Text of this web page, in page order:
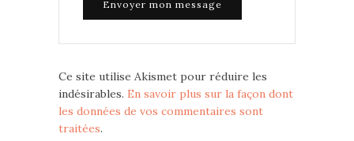
Ce site utilise Akismet pour réduire les
indésirables. En savoir plus sur la façon dont
les données de vos commentaires sont
traitées.